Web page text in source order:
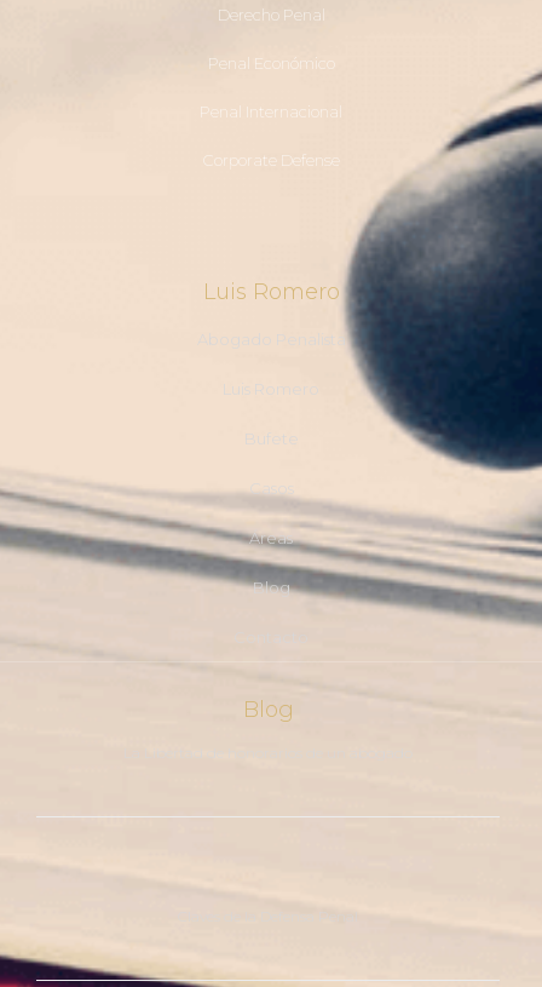
Derecho Penal
Penal Económico
Penal Internacional
Corporate Defense
Luis Romero
Abogado Penalista
Luis Romero
Bufete
Casos
Áreas
Blog
Blog